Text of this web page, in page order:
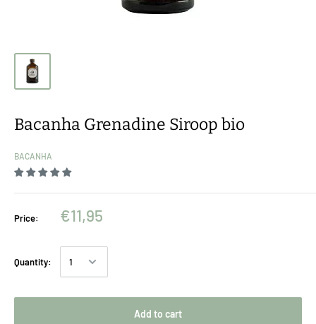
Bacanha Grenadine Siroop bio
BACANHA
Price: €11,95
Quantity:
Add to cart